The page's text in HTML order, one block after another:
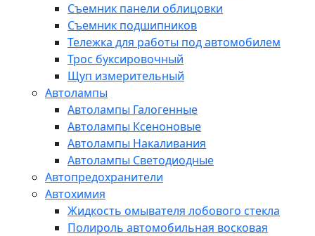
Съемник панели облицовки
Съемник подшипников
Тележка для работы под автомобилем
Трос буксировочный
Щуп измерительный
Автолампы
Автолампы Галогенные
Автолампы Ксеноновые
Автолампы Накаливания
Автолампы Светодиодные
Автопредохранители
Автохимия
Жидкость омывателя лобового стекла
Полироль автомобильная восковая